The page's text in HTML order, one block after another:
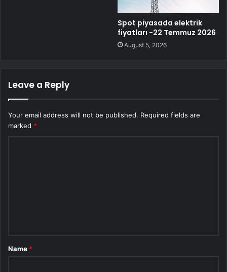
Spot piyasada elektrik
fiyatları -22 Temmuz 2026
August 5, 2026
Leave a Reply
Your email address will not be published. Required fields are
marked *
*
Name *